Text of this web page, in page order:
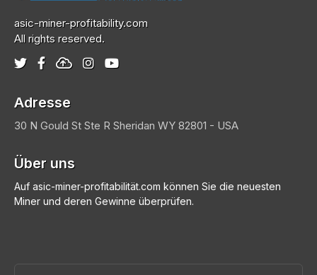
asic-miner-profitability.com
All rights reserved.
Adresse
30 N Gould St Ste R Sheridan WY 82801 - USA
Über uns
Auf asic-miner-profitabilität.com können Sie die neuesten
Miner und deren Gewinne überprüfen.